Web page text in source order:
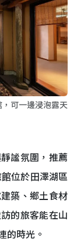
可一邊浸泡露天
謐氛圍，推薦
位於田澤湖區
築、鄉土食材
的旅客能在山
的時光。